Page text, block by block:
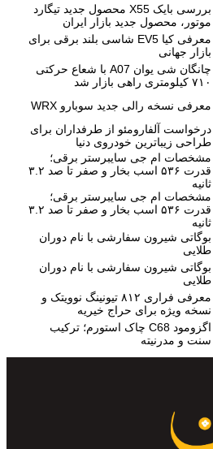
بررسی بایک X55 محصول جدید تیگارد
موتور، محصول جدید بازار ایران
معرفی کیا EV5 شاسی بلند برقی برای
بازار جهانی
چانگان شی یوان A07 با شعاع حرکتی
۷۱۰ کیلومتری راهی بازار شد
معرفی نسخه رالی جدید سوبارو WRX
درخواست آلفارومئو از طرفداران برای
طراحی زیباترین خودروی دنیا
مشخصات ام جی سایبرستر برقی؛
قدرت ۵۳۶ اسب بخار و صفر تا صد ۳.۲
ثانیه
مشخصات ام جی سایبرستر برقی؛
قدرت ۵۳۶ اسب بخار و صفر تا صد ۳.۲
ثانیه
بوگاتی شیرون سفارشی با نام دوران
طلایی
بوگاتی شیرون سفارشی با نام دوران
طلایی
معرفی فراری ۸۱۲ تیونینگ نوویتک و
نسخه ویژه برای حراج خیریه
اگزومود C68 چاک استورم؛ ترکیب
سنت و مدرنیته